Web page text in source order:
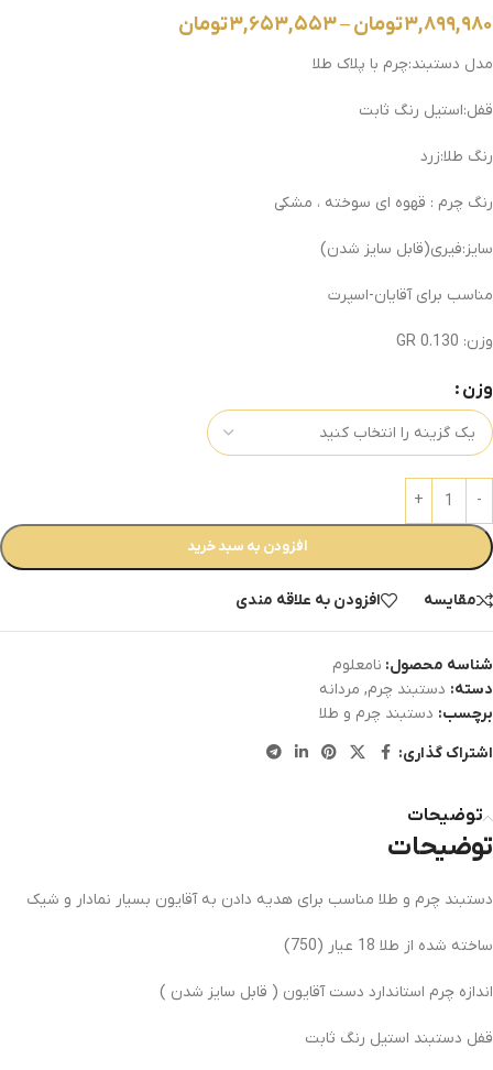
۳,۸۹۹,۹۸۰تومان–۳,۶۵۳,۵۵۳تومان
مدل دستبند:چرم با پلاک طلا
قفل:استیل رنگ ثابت
رنگ طلا:زرد
رنگ چرم : قهوه ای سوخته ، مشکی
سایز:فیری(قابل سایز شدن)
مناسب برای آقایان-اسپرت
وزن: 0.130 GR
وزن
افزودن به سبد خرید
مقایسه افزودن به علاقه مندی
شناسه محصول: نامعلوم
دسته: دستبند چرم, مردانه
برچسب: دستبند چرم و طلا
اشتراک گذاری:
توضیحات
توضیحات
دستبند چرم و طلا مناسب برای هدیه دادن به آقایون بسیار نمادار و شیک
ساخته شده از طلا 18 عیار (750)
اندازه چرم استاندارد دست آقایون ( قابل سایز شدن )
قفل دستبند استیل رنگ ثابت